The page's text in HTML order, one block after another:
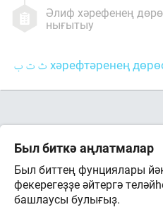
Әлиф хәрефенең
нығытыу
хәрефтәренең
Был биткә аңлатмалар
Был биттең фунциялары
фекерегеҙҙе әйтергә
башлаусы булығыҙ.